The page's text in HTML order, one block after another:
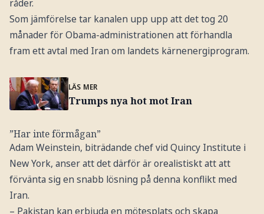
råder.
Som jämförelse tar kanalen upp upp att det tog 20
månader för Obama-administrationen att förhandla
fram ett avtal med Iran om landets kärnenergiprogram.
LÄS MER
Trumps nya hot mot Iran
”Har inte förmågan”
Adam Weinstein, biträdande chef vid Quincy Institute i
New York, anser att det därför är orealistiskt att att
förvänta sig en snabb lösning på denna konflikt med
Iran.
– Pakistan kan erbjuda en mötesplats och skapa